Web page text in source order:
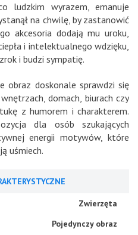
ludzkim wyrazem, emanuje
na chwilę, by zastanowić
akcesoria dodają mu uroku,
i intelektualnego wdzięku,
i budzi sympatię.
obraz doskonale sprawdzi się
domach, biurach czy
z humorem i charakterem.
dla osób szukających
energii motywów, które
uśmiech.
Zwierzęta
Pojedynczy obraz